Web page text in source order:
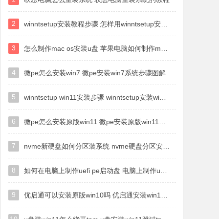
2
3
4 微pe怎么安装win7 微pe安装win7系统步骤图解
5
6
7
8
9